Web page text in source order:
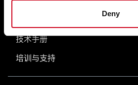
Deny
技术手册
培训与支持